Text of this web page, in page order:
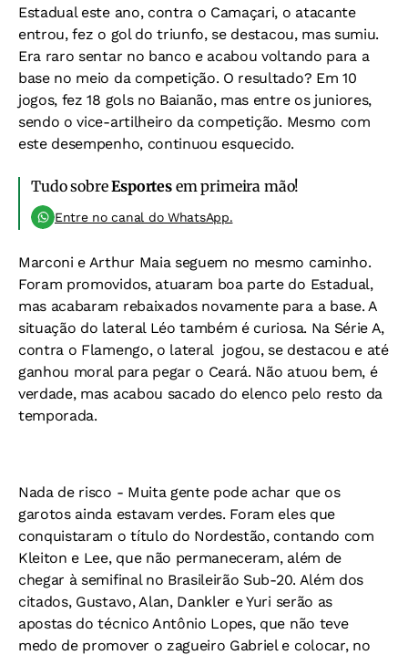
Estadual este ano, contra o Camaçari, o atacante
entrou, fez o gol do triunfo, se destacou, mas sumiu.
Era raro sentar no banco e acabou voltando para a
base no meio da competição. O resultado? Em 10
jogos, fez 18 gols no Baianão, mas entre os juniores,
sendo o vice-artilheiro da competição. Mesmo com
este desempenho, continuou esquecido.
Tudo sobreEsportesem primeira mão!
Entre no canal do WhatsApp.
Marconi e Arthur Maia seguem no mesmo caminho.
Foram promovidos, atuaram boa parte do Estadual,
mas acabaram rebaixados novamente para a base. A
situação do lateral Léo também é curiosa. Na Série A,
contra o Flamengo, o lateral jogou, se destacou e até
ganhou moral para pegar o Ceará. Não atuou bem, é
verdade, mas acabou sacado do elenco pelo resto da
temporada.
Nada de risco - Muita gente pode achar que os
garotos ainda estavam verdes. Foram eles que
conquistaram o título do Nordestão, contando com
Kleiton e Lee, que não permaneceram, além de
chegar à semifinal no Brasileirão Sub-20. Além dos
citados, Gustavo, Alan, Dankler e Yuri serão as
apostas do técnico Antônio Lopes, que não teve
medo de promover o zagueiro Gabriel e colocar, no